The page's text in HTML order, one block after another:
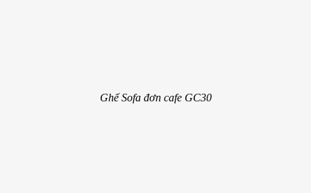
Ghế Sofa đơn cafe GC30